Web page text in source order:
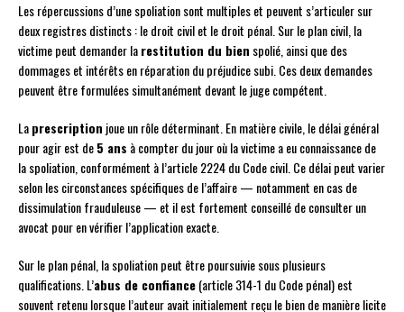
Les répercussions d’une spoliation sont multiples et peuvent s’articuler sur
deux registres distincts : le droit civil et le droit pénal. Sur le plan civil, la
victime peut demander larestitution du bien spolié, ainsi que des
dommages et intérêts en réparation du préjudice subi. Ces deux demandes
peuvent être formulées simultanément devant le juge compétent.
Laprescription joue un rôle déterminant. En matière civile, le délai général
pour agir est de5 ans à compter du jour où la victime a eu connaissance de
la spoliation, conformément à l’article 2224 du Code civil. Ce délai peut varier
selon les circonstances spécifiques de l’affaire — notamment en cas de
dissimulation frauduleuse — et il est fortement conseillé de consulter un
avocat pour en vérifier l’application exacte.
Sur le plan pénal, la spoliation peut être poursuivie sous plusieurs
qualifications. L’abus de confiance(article 314-1 du Code pénal) est
souvent retenu lorsque l’auteur avait initialement reçu le bien de manière licite